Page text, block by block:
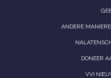
ANDERE
DONEER
VVI